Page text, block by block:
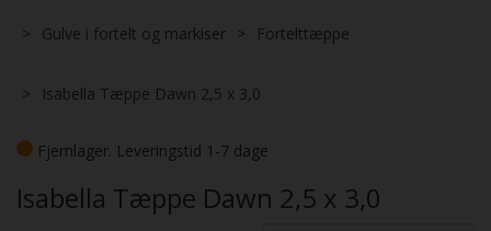
Gulve i fortelt og markiser Fortelttæppe
Isabella Tæppe Dawn 2,5 x 3,0
Fjernlager. Leveringstid 1-7 dage
Isabella Tæppe Dawn 2,5 x 3,0